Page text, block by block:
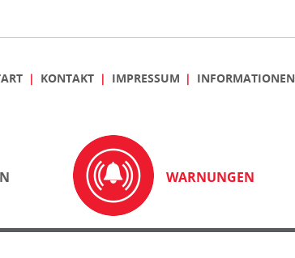
KONTAKT IMPRESSUM INFORMATIONEN
WARNUNGEN